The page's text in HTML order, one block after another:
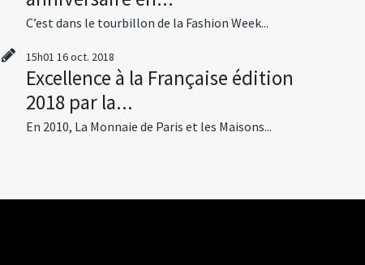
C’est dans le tourbillon de la Fashion Week...
15h01 16oct. 2018
Excellence à la Française édition
2018 par la...
En 2010, La Monnaie de Paris et les Maisons...